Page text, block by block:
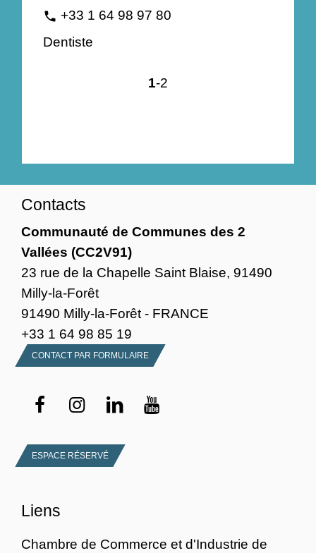
phone +33 1 64 98 97 80
Dentiste
1-2
Contacts
Communauté de Communes des 2
Vallées (CC2V91)
23 rue de la Chapelle Saint Blaise, 91490
Milly-la-Forêt
91490 Milly-la-Forêt - FRANCE
+33 1 64 98 85 19
CONTACT PAR FORMULAIRE
ESPACE RÉSERVÉ
Liens
Chambre de Commerce et d'Industrie de